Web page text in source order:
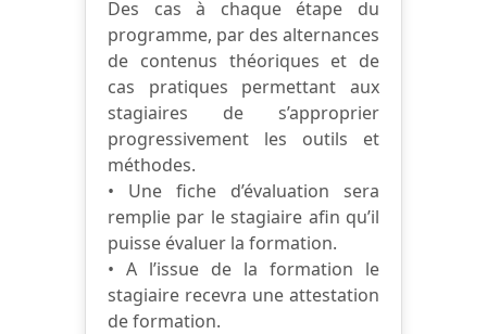
Des cas à chaque étape du
programme, par des alternances
de contenus théoriques et de
cas pratiques permettant aux
stagiaires de s’approprier
progressivement les outils et
méthodes.
• Une fiche d’évaluation sera
remplie par le stagiaire afin qu’il
puisse évaluer la formation.
• A l’issue de la formation le
stagiaire recevra une attestation
de formation.